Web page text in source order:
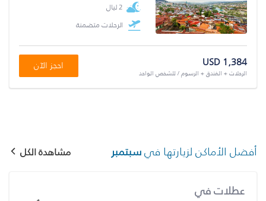
2 ليال
الرحلات متضمنة
USD 1,384
الرحلات + الفندق + الرسوم / للشخص الواحد
احجز الآن
أفضل الأماكن لزيارتها فيسبتمبر مشاهدة الكل
عطلات في